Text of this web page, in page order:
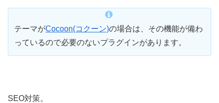
テーマがCocoon(コクーン)の場合は、その機能が備わ
っているので必要のないプラグインがあります。
SEO対策。